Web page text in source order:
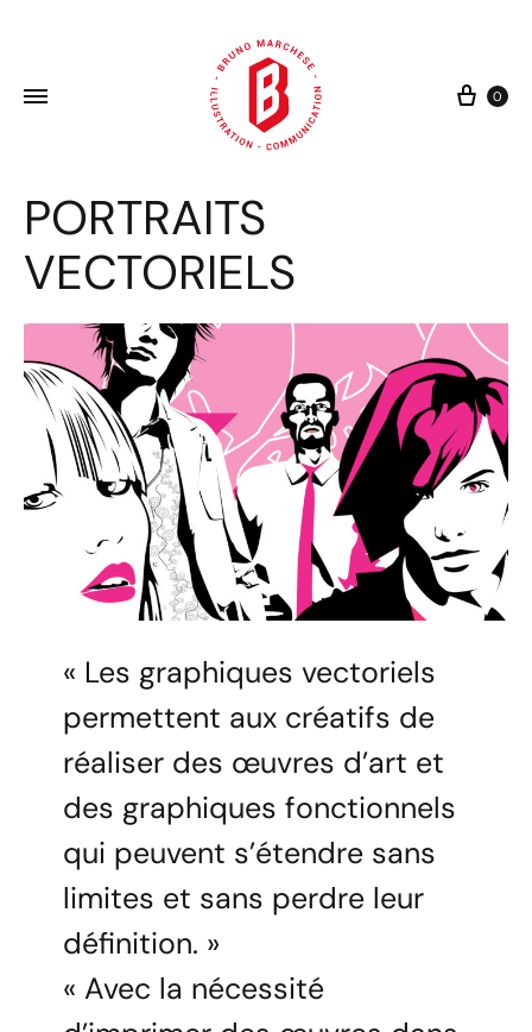
Cart
0
PORTRAITS
VECTORIELS
« Les graphiques vectoriels
permettent aux créatifs de
réaliser des œuvres d’art et
des graphiques fonctionnels
qui peuvent s’étendre sans
limites et sans perdre leur
définition. »
« Avec la nécessité